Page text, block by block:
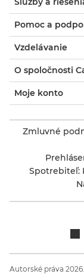
Pomoc a
Vzdelávanie
O spoločnosti
Moje konto
Zmluvné
Spotrebiteľ:
Autorské práva